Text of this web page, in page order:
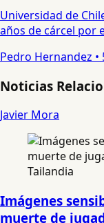
Universidad de
años de cárcel por
Pedro Hernandez •
Noticias
Javier Mora
Imágenes
muerte de